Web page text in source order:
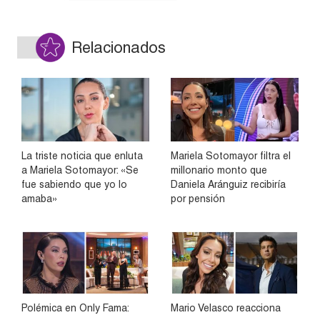
Relacionados
La triste noticia que enluta
a Mariela Sotomayor: «Se
fue sabiendo que yo lo
amaba»
Mariela Sotomayor filtra el
millonario monto que
Daniela Aránguiz recibiría
por pensión
Polémica en Only Fama:
Mario Velasco reacciona